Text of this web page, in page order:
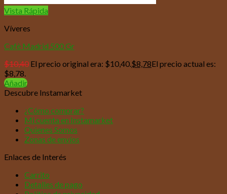
Vista Rápida
Víveres
Cafè Madrid 500 Gr
$10,40 El precio original era: $10,40. $8,78El precio actual es:
$8,78.
Añadir
Descubre Instamarket
¿Cómo comprar?
Mi cuenta en Instamarket
Quienes Somos
Zonas de envíos
Enlaces de Interés
Carrito
Detalles de pago